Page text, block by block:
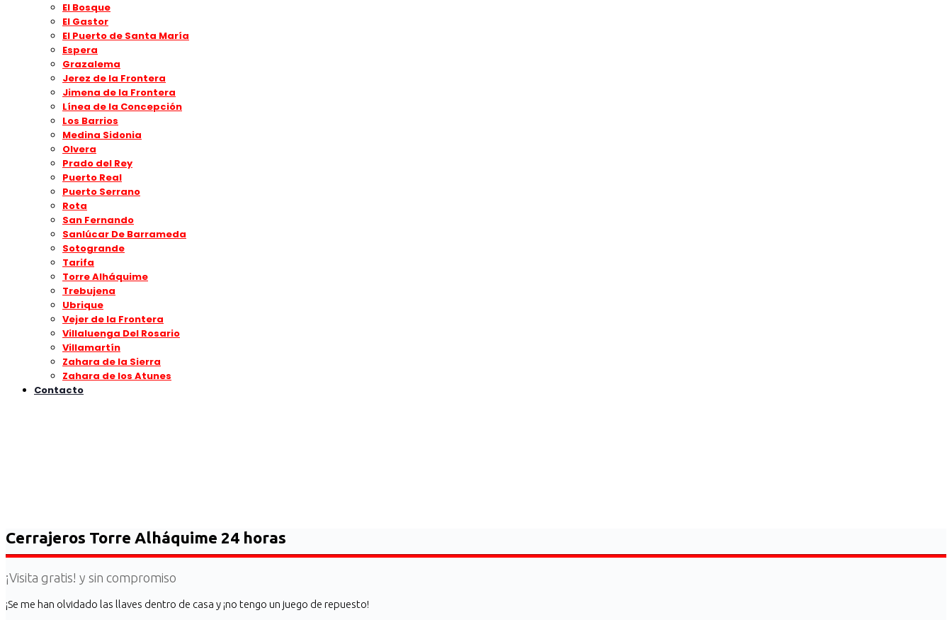
El Bosque
El Gastor
El Puerto de Santa María
Espera
Grazalema
Jerez de la Frontera
Jimena de la Frontera
Línea de la Concepción
Los Barrios
Medina Sidonia
Olvera
Prado del Rey
Puerto Real
Puerto Serrano
Rota
San Fernando
Sanlúcar De Barrameda
Sotogrande
Tarifa
Torre Alháquime
Trebujena
Ubrique
Vejer de la Frontera
Villaluenga Del Rosario
Villamartín
Zahara de la Sierra
Zahara de los Atunes
Contacto
Cerrajeros Torre Alháquime 24 horas
¡Visita gratis! y sin compromiso
¡Se me han olvidado las llaves dentro de casa y ¡no tengo un juego de repuesto!